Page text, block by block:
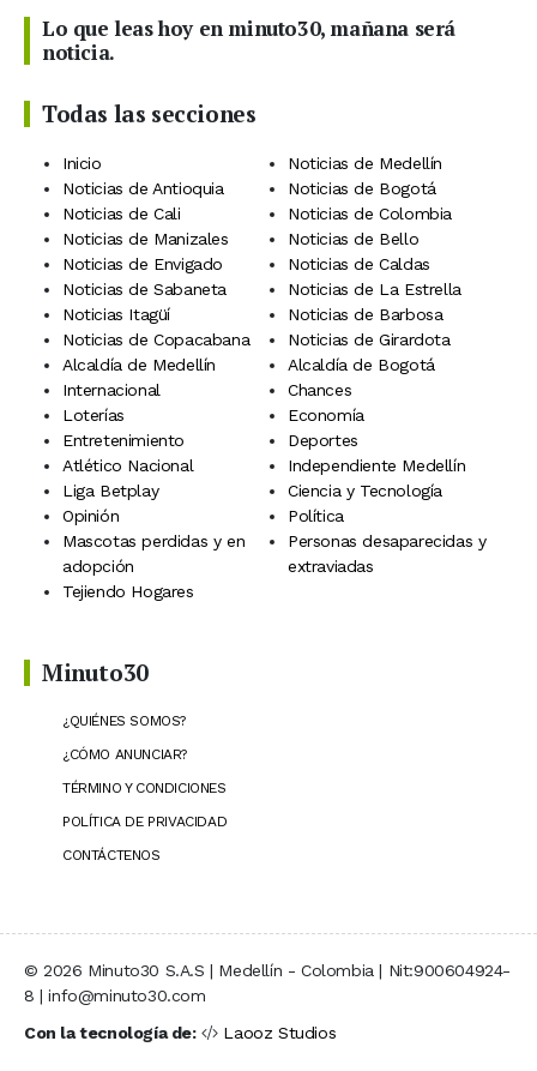
Lo que leas hoy en minuto30, mañana será
noticia.
Todas las secciones
Inicio
Noticias de Medellín
Noticias de Antioquia
Noticias de Bogotá
Noticias de Cali
Noticias de Colombia
Noticias de Manizales
Noticias de Bello
Noticias de Envigado
Noticias de Caldas
Noticias de Sabaneta
Noticias de La Estrella
Noticias Itagüí
Noticias de Barbosa
Noticias de Copacabana
Noticias de Girardota
Alcaldía de Medellín
Alcaldía de Bogotá
Internacional
Chances
Loterías
Economía
Entretenimiento
Deportes
Atlético Nacional
Independiente Medellín
Liga Betplay
Ciencia y Tecnología
Opinión
Política
Mascotas perdidas y en
adopción
Personas desaparecidas y
extraviadas
Tejiendo Hogares
Minuto30
¿QUIÉNES SOMOS?
¿CÓMO ANUNCIAR?
TÉRMINO Y CONDICIONES
POLÍTICA DE PRIVACIDAD
CONTÁCTENOS
© 2026 Minuto30 S.A.S | Medellín - Colombia | Nit:900604924-
8 | info@minuto30.com
Con la tecnología de:
Laooz Studios